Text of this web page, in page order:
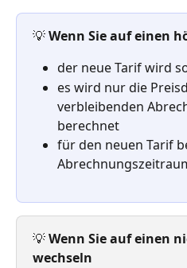
💡 Wenn Sie auf einen
der neue Tarif wird
es wird nur die
verbleibenden
berechnet
für den neuen Tarif
💡 Wenn Sie auf einen
wechseln